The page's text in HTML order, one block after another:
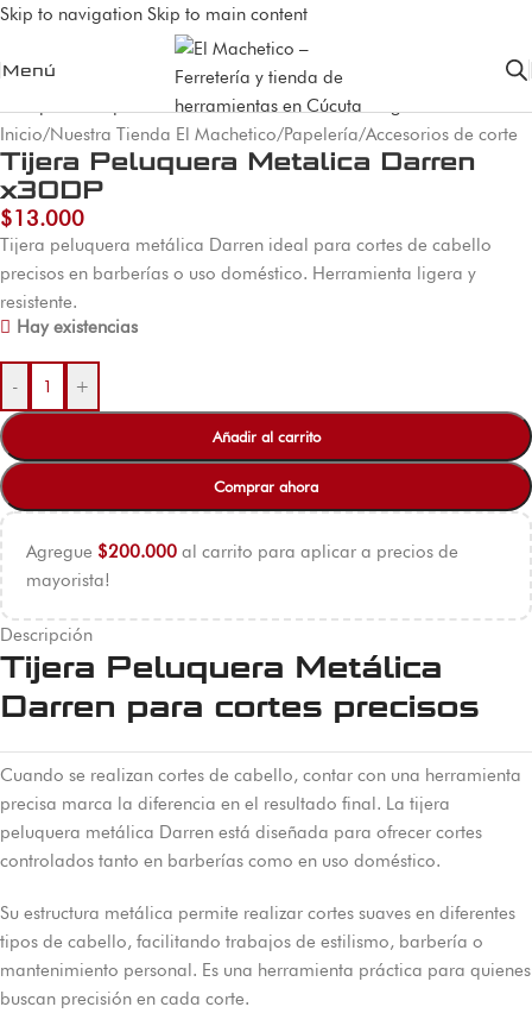
Skip to navigation Skip to main content
Menú
Inicio/Nuestra Tienda El Machetico/Papelería/Accesorios de corte
Tijera Peluquera Metalica Darren
x30DP
$13.000
Tijera peluquera metálica Darren ideal para cortes de cabello
precisos en barberías o uso doméstico. Herramienta ligera y
resistente.
Hay existencias
- +
Añadir al carrito
Comprar ahora
Agregue $200.000 al carrito para aplicar a precios de
mayorista!
Descripción
Tijera Peluquera Metálica
Darren para cortes precisos
Cuando se realizan cortes de cabello, contar con una herramienta
precisa marca la diferencia en el resultado final. La tijera
peluquera metálica Darren está diseñada para ofrecer cortes
controlados tanto en barberías como en uso doméstico.
Su estructura metálica permite realizar cortes suaves en diferentes
tipos de cabello, facilitando trabajos de estilismo, barbería o
mantenimiento personal. Es una herramienta práctica para quienes
buscan precisión en cada corte.